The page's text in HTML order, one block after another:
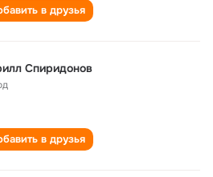
в друзья
Спиридонов
в друзья